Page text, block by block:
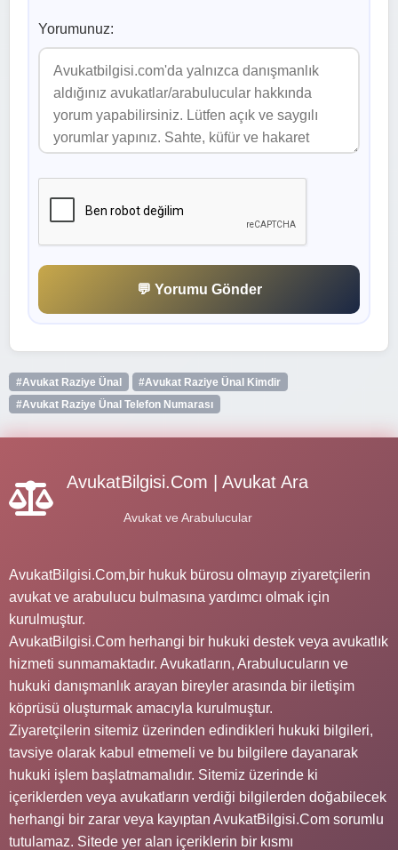
Yorumunuz:
💬 Yorumu Gönder
#Avukat Raziye Ünal
#Avukat Raziye Ünal Kimdir
#Avukat Raziye Ünal Telefon Numarası
AvukatBilgisi.Com | Avukat Ara
Avukat ve Arabulucular
AvukatBilgisi.Com,bir hukuk bürosu olmayıp ziyaretçilerin
avukat ve arabulucu bulmasına yardımcı olmak için
kurulmuştur.
AvukatBilgisi.Com herhangi bir hukuki destek veya avukatlık
hizmeti sunmamaktadır. Avukatların, Arabulucuların ve
hukuki danışmanlık arayan bireyler arasında bir iletişim
köprüsü oluşturmak amacıyla kurulmuştur.
Ziyaretçilerin sitemiz üzerinden edindikleri hukuki bilgileri,
tavsiye olarak kabul etmemeli ve bu bilgilere dayanarak
hukuki işlem başlatmamalıdır. Sitemiz üzerinde ki
içeriklerden veya avukatların verdiği bilgilerden doğabilecek
herhangi bir zarar veya kayıptan AvukatBilgisi.Com sorumlu
tutulamaz. Sitede yer alan içeriklerin bir kısmı